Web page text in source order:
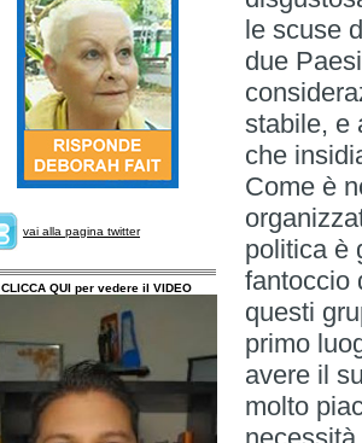
vai alla pagina twitter
CLICCA QUI per vedere il VIDEO
le scuse
due
stabile, e
che
Come è
politica è
fantoccio
questi
primo
avere il
molto